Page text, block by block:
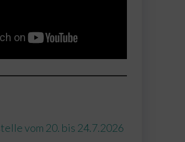
vom 20. bis 24.7.2026